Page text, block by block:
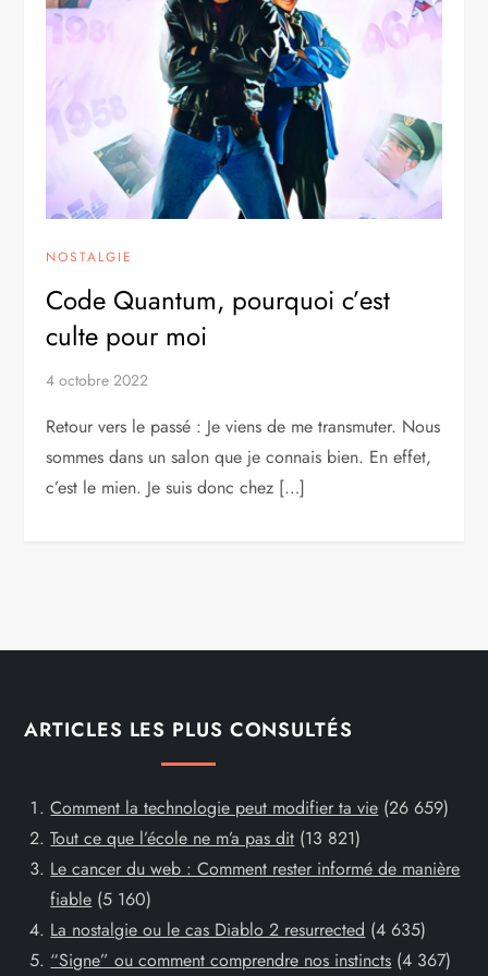
NOSTALGIE
Code Quantum, pourquoi c’est
culte pour moi
4 octobre 2022
Retour vers le passé : Je viens de me transmuter. Nous
sommes dans un salon que je connais bien. En effet,
c’est le mien. Je suis donc chez […]
ARTICLES LES PLUS CONSULTÉS
Comment la technologie peut modifier ta vie (26 659)
Tout ce que l’école ne m’a pas dit (13 821)
Le cancer du web : Comment rester informé de manière
fiable (5 160)
La nostalgie ou le cas Diablo 2 resurrected (4 635)
“Signe” ou comment comprendre nos instincts (4 367)